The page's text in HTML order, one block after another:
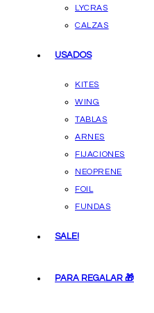
LYCRAS
CALZAS
USADOS
KITES
WING
TABLAS
ARNES
FIJACIONES
NEOPRENE
FOIL
FUNDAS
SALE!
PARA REGALAR 🎁